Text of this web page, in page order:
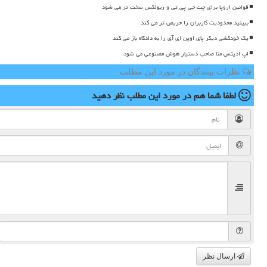
قوانین اروپا برای چت جی پی تی و ربولکس سخت تر می شود
ببینید محدودیت کاربران را حریص تر می کند
یک خودکشی دیگر پای اوپن ای آی را به دادگاه باز می کند
اپ ادیتس متا صاحب دستیار هوش مصنوعی می شود
نظرات بینندگان در مورد این مطلب
لطفا شما همدر مورد این مطلبنظر دهید
ارسال نظر